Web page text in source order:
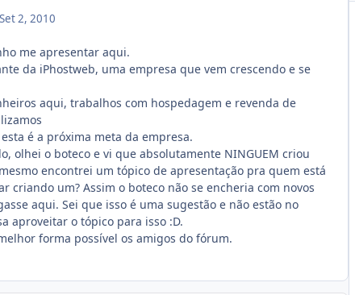
Set 2, 2010
me apresentar aqui.
da iPhostweb, uma empresa que vem crescendo e se
aqui, trabalhos com hospedagem e revenda de
é a próxima meta da empresa.
olhei o boteco e vi que absolutamente NINGUEM criou
encontrei um tópico de apresentação pra quem está
criando um? Assim o boteco não se encheria com novos
aqui. Sei que isso é uma sugestão e não estão no
aproveitar o tópico para isso :D.
forma possível os amigos do fórum.